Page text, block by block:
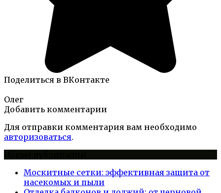
Поделиться в ВКонтакте
Олег
Добавить комментарии
Для отправки комментария вам необходимо
авторизоваться.
Москитные сетки: эффективная защита от
насекомых и пыли